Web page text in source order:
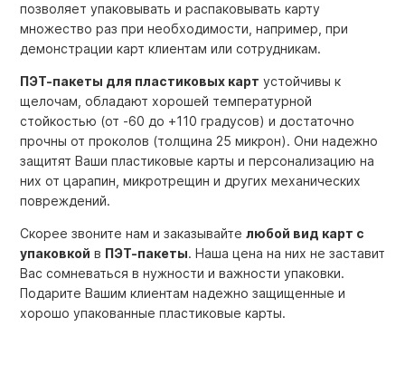
позволяет упаковывать и распаковывать карту
множество раз при необходимости, например, при
демонстрации карт клиентам или сотрудникам.
ПЭТ-пакеты для пластиковых карт устойчивы к
щелочам, обладают хорошей температурной
стойкостью (от -60 до +110 градусов) и достаточно
прочны от проколов (толщина 25 микрон). Они надежно
защитят Ваши пластиковые карты и персонализацию на
них от царапин, микротрещин и других механических
повреждений.
Скорее звоните нам и заказывайте любой вид карт с
упаковкой в ПЭТ-пакеты. Наша цена на них не заставит
Вас сомневаться в нужности и важности упаковки.
Подарите Вашим клиентам надежно защищенные и
хорошо упакованные пластиковые карты.